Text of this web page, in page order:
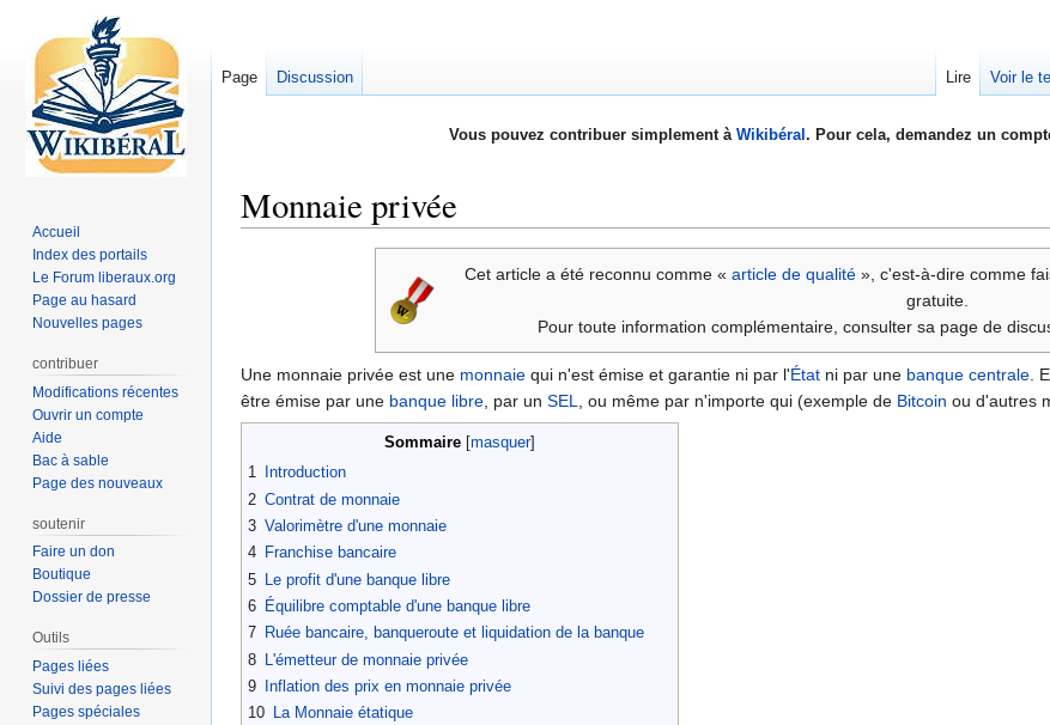
Vous pouvez contribuer simplement à Wikibéral . Pour cela, demandez un
Monnaie privée
Cet article a été reconnu comme « article de qualité », c'est-à-dire comme
gratuite.
Pour toute information complémentaire, consulter sa page de
Une monnaie privée est une monnaie qui n'est émise et garantie ni par l'État ni par une banque centrale.
être émise par une banque libre, par un SEL, ou même par n'importe qui (exemple de Bitcoin ou d'autres
Sommaire
1
Introduction
2 Contrat de monnaie
3 Valorimètre d'une monnaie
4 Franchise bancaire
5
Le profit d'une banque libre
6 Équilibre comptable d'une banque libre
7 Ruée bancaire, banqueroute et liquidation de la banque
8
L'émetteur de monnaie privée
9
Inflation des prix en monnaie privée
10 La Monnaie étatique
Page Discussion Lire Voir le
Accueil
Index des portails
Le Forum liberaux.org
Page au hasard
Nouvelles pages
contribuer
Modifications récentes
Ouvrir un compte
Aide
Bac à sable
Page des nouveaux
soutenir
Faire un don
Boutique
Dossier de presse
Outils
Pages liées
Suivi des pages liées
Pages spéciales